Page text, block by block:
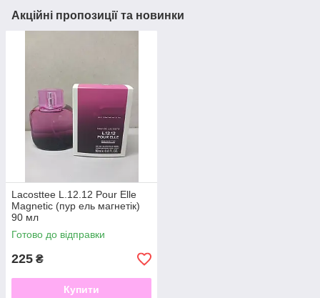
Акційні пропозиції та новинки
Lacosttee L.12.12 Pour Elle
Magnetic (пур ель магнетік)
90 мл
Готово до відправки
225 ₴
Купити